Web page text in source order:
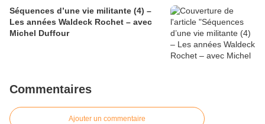
Séquences d’une vie militante (4) –
Les années Waldeck Rochet – avec
Michel Duffour
Commentaires
Ajouter un commentaire